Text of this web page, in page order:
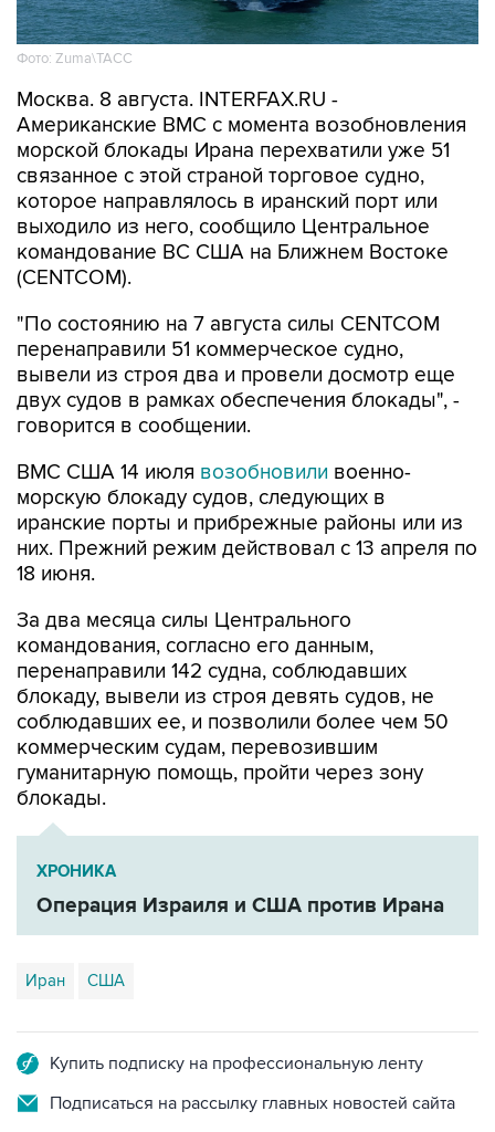
Фото: Zuma\ТАСС
Москва. 8 августа. INTERFAX.RU -
морской блокады Ирана перехватили уже 51
связанное с этой страной торговое судно,
которое направлялось в иранский порт или
выходило из него, сообщило Центральное
командование ВС США на Ближнем Востоке
(CENTCOM).
"По состоянию на 7 августа силы CENTCOM
вывели из строя два и провели досмотр еще
двух судов в рамках обеспечения блокады", -
говорится в сообщении.
ВМС США 14 июлявозобновили
иранские порты и прибрежные районы или из
них. Прежний режим действовал с 13 апреля по
18 июня.
За два месяца силы Центрального
перенаправили 142 судна, соблюдавших
блокаду, вывели из строя девять судов, не
соблюдавших ее, и позволили более чем 50
коммерческим судам, перевозившим
гуманитарную помощь, пройти через зону
блокады.
ХРОНИКА
Операция Израиля и США против Ирана
Иран США
Подписаться на рассылку главных новостей сайта
Получать оперативные новости в официальном